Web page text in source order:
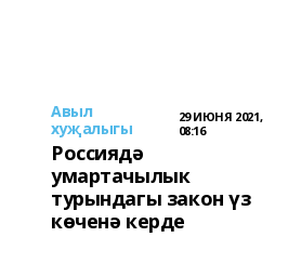
Авыл
хуҗалыгы
29 ИЮНЯ 2021,
08:16
Россиядә
умартачылык
турындагы закон үз
көченә керде